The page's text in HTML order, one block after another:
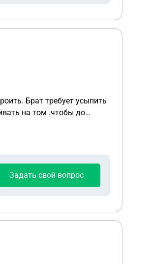
Брат требует усыпить
на том .чтобы до
У меня у самой 2е кошки
Задать свой вопрос